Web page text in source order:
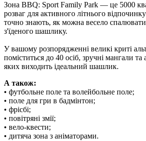
Зона BBQ: Sport Family Park — це 5000
розваг для активного літнього
точно знають, як можна весело спалювати
з'їденого шашлику.
У вашому розпорядженні великі криті
поміститься до 40 осіб, зручні мангали
яких виходить ідеальний шашлик.
А також:
• футбольне поле та волейбольне поле;
• поле для гри в бадмінтон;
• фрісбі;
• повітряні змії;
• вело-квести;
• дитяча зона з аніматорами.